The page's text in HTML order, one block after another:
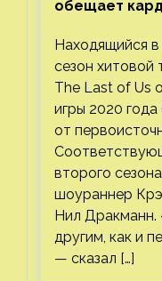
обещает
Находящийся
сезон хитовой
The Last of Us
игры 2020 года
от
второго
шоураннер
Нил Дракманн.
другим, как и
— сказал […]